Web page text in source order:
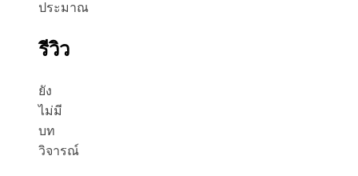
ประมาณ
รีวิว
ยัง
ไม่มี
บท
วิจารณ์